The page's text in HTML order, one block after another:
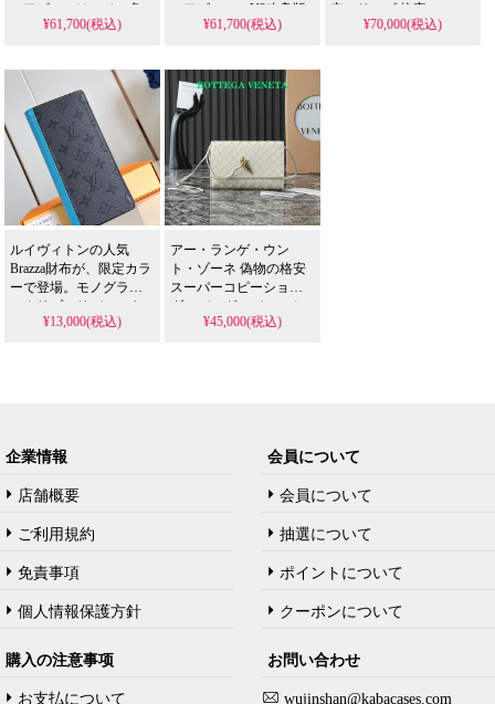
ツアビヨンは、その象
徴的なセンターセコン
に基づく手巻きムーブ
メントは最高峰の技を
物語り、N級品人気スー
パー コピー 格安市場で
も最高峰と評される、
42mmの完璧なプロポー
ションにドイツ時計の
美が凝縮されていま
¥61,700(税込)
ツアビヨン。V2改良版
はオリジナルL02.1ムー
スーパー コピー 格安市
場で極上と称される、
42mm×11mmの理想的な
薄さとゴールドケース
が生み出す、間違いな
く五つ星評価に値する
傑作です。
¥61,700(税込)
空シリーズ 格安。
39×9mmスリムケース、
¥70,000(税込)
ルイヴィトンの人気
Brazza財布が、限定カラ
ーで登場。モノグラム
エクリプスリバースキ
ャンバスに鮮やかなレ
¥13,000(税込)
アー・ランゲ・ウン
ト・ゾーネ 偽物の格安
スーパーコピーショル
ダーバッグ。ディスカ
バリーカーゴモデルは
¥45,000(税込)
企業情報
店舗概要
ご利用規約
免責事項
個人情報保護方針
会員について
会員について
抽選について
ポイントについて
クーポンについて
購入の注意事项
お支払について
お問い合わせ
wujinshan@kabacases.com